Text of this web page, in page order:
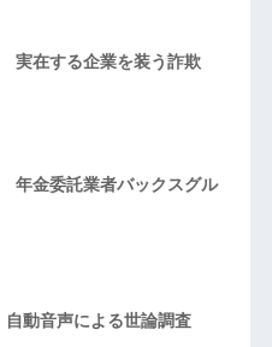
実在する企業を装う詐欺
金委託業者バックスグル
動音声による世論調査